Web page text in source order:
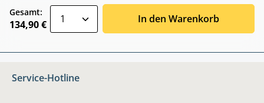
Gesamt:
134,90 € In den Warenkorb
Service-Hotline